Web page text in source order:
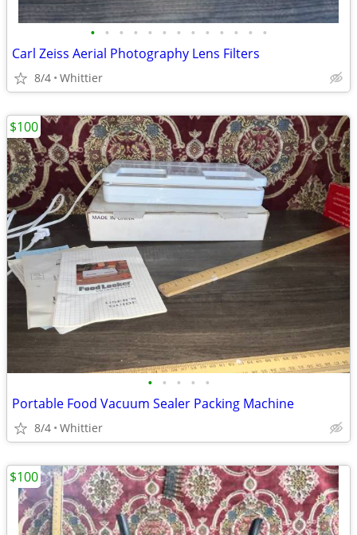
• • • • • • • • • • • • •
Carl Zeiss Aerial Photography Lens Filters
8/4 Whittier
• • • • •
Portable Food Vacuum Sealer Packing Machine
8/4 Whittier
$100
$100